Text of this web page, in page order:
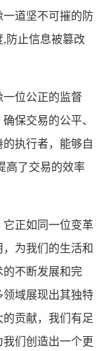
道坚不可摧的防
防止信息被篡改
位公正的监督
保交易的公平、
执行者，能够自
高了交易的效率
它正如同一位变革
为我们的生活和
不断发展和完
域展现出其独特
贡献，我们有足
们创造出一个更